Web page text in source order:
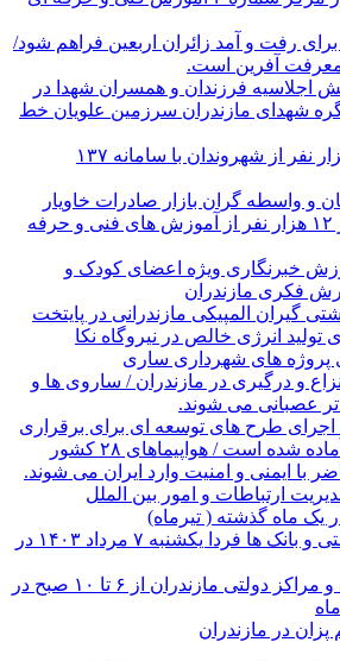
رفت و آمد زائران اربعین فراهم شود/
معرفت آفرین است.
اجلاسیه فرزندان و همسران شهدا در
شهدای مازندران سرزمین علویان خط
تماس بیش از ۶ هزار نفر از شهروندان با سامانه ۱۳۷
و واسطه گران بازار صادرات خاویار
بهره مندی بیش از ۱۲ هزار نفر از آموزش های فنی و حرفه
خبرنگاری ویژه اعضای کودک و
فکری مازندران
گیران المپیکی مازندرانی در پایتخت
نزاع و درگیری در مازندران / ساروی ها و
عصبانی می شوند.
اجرای طرح های توسعه ای برای برقراری
سفرهای خارجی آماده شده است / هواپیماهای ۲۸ کشور
با ایمنی و امنیت وارد ایران می شوند.
ارتباطات و امور بین الملل
ماه گذشته ( تیرماه)
تعطیلی مراکز دولتی و بانک ها فردا یکشنبه ۷ مرداد ۱۴۰۳ در
ساعت کار ادارات و مراکز دولتی مازندران از ۶ تا ۱۰ صبح در
پزان در مازندران